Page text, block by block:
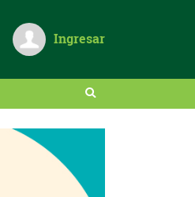
Ingresar